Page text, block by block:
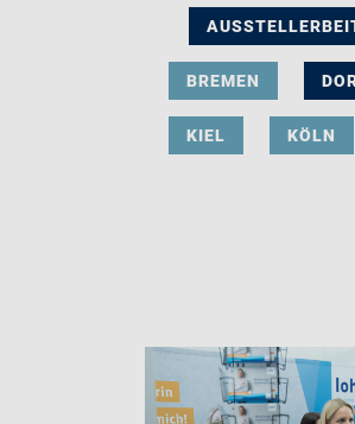
BREMEN
KIEL KÖLN